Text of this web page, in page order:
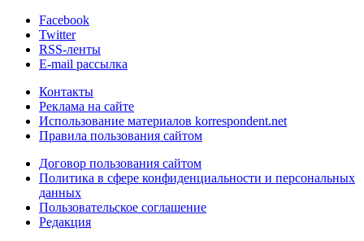
Facebook
Twitter
RSS-ленты
E-mail рассылка
Контакты
Реклама на сайте
Использование материалов korrespondent.net
Правила пользования сайтом
Договор пользования сайтом
Политика в сфере конфиденциальности и персональных
данных
Пользовательское соглашение
Редакция